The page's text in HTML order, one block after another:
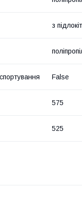
з
False
575
525